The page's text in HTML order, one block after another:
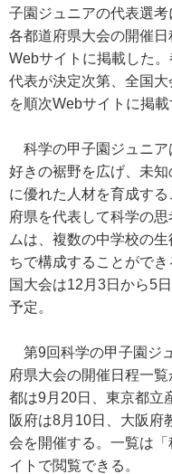
子園ジュニアの代表選考
各都道府県大会の開催日
Webサイトに掲載した
代表が決定次第、全国大
を順次Webサイトに掲載
科学の甲子園ジュニア
好きの裾野を広げ、未
に優れた人材を育成す
府県を代表して科学の
ムは、複数の中学校の
ちで構成することがで
国大会は12月3日から5
予定。
第9回科学の甲子園ジ
府県大会の開催日程一
都は9月20日、東京都立
阪府は8月10日、大阪府
会を開催する。一覧は
イトで閲覧できる。